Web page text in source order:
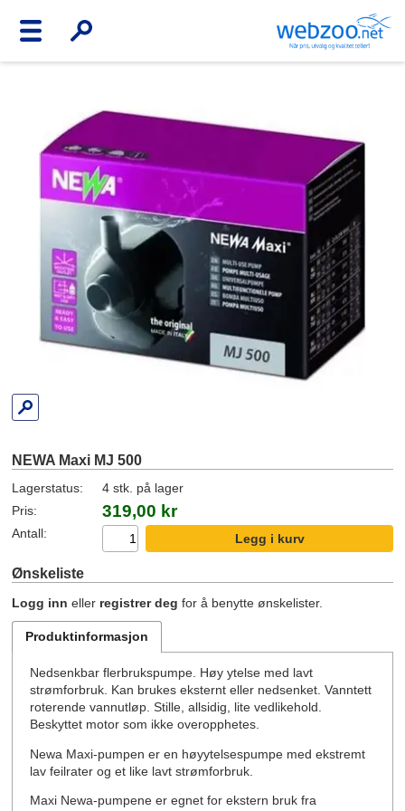
NEWA Maxi MJ 500
Lagerstatus:
4 stk. på lager
Pris:
319,00 kr
Antall:
Ønskeliste
Logg inn eller registrer deg for å benytte ønskelister.
Produktinformasjon
Nedsenkbar flerbrukspumpe. Høy ytelse med lavt
strømforbruk. Kan brukes eksternt eller nedsenket. Vanntett
roterende vannutløp. Stille, allsidig, lite vedlikehold.
Beskyttet motor som ikke overopphetes.
Newa Maxi-pumpen er en høyytelsespumpe med ekstremt
lav feilrater og et like lavt strømforbruk.
Maxi Newa-pumpene er egnet for ekstern bruk fra